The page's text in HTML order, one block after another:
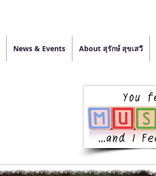
News & Events About สุรักษ์ สุขเสวี